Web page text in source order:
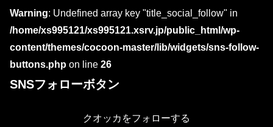
Warning: Undefined array key "title_social_follow" in
/home/xs995121/xs995121.xsrv.jp/public_html/wp-
content/themes/cocoon-master/lib/widgets/sns-follow-
buttons.php on line 26
SNSフォローボタン
クオッカをフォローする